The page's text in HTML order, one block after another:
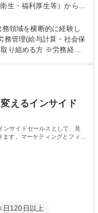
生・福利厚生等）からお
備範囲を広げ、組織運
健康経営推進等をお任せ
経験を積んでいただき
種 【総
えるゼネラリストを目
領域を横断的に経験し
り組める方 ※労務経験
勤怠管理など）の経験
えるインサイド
ンサイドセールスとして、見
す。マーケティングとフィー
日120日以上